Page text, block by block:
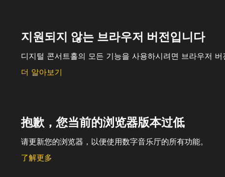
지원되지 않는 브라우저 버전입니다
디지털 콘서트홀의 모든 기능을 사용하시려면 브라우저
더 알아보기
抱歉，您当前的浏览器版本过低
请更新您的浏览器，以便使用数字音乐厅的所有功能。
了解更多